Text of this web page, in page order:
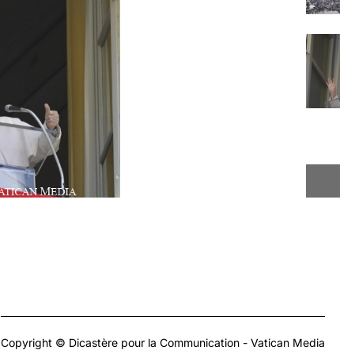
Copyright © Dicastère pour la Communication - Vatican Media